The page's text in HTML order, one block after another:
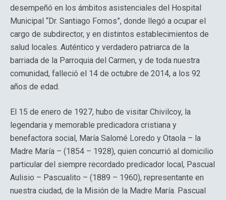
desempeñó en los ámbitos asistenciales del Hospital
Municipal “Dr. Santiago Fornos”, donde llegó a ocupar el
cargo de subdirector, y en distintos establecimientos de
salud locales. Auténtico y verdadero patriarca de la
barriada de la Parroquia del Carmen, y de toda nuestra
comunidad, falleció el 14 de octubre de 2014, a los 92
años de edad.
El 15 de enero de 1927, hubo de visitar Chivilcoy, la
legendaria y memorable predicadora cristiana y
benefactora social, María Salomé Loredo y Otaola – la
Madre María – (1854 – 1928), quien concurrió al domicilio
particular del siempre recordado predicador local, Pascual
Aulisio – Pascualito – (1889 – 1960), representante en
nuestra ciudad, de la Misión de la Madre María. Pascual